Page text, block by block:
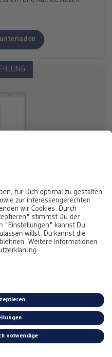
jederzeit und überall
auf Deinem Smartphone
und einfach bestellen
bei Postversand gem.
Preisliste.
in Deinen dm-Markt.